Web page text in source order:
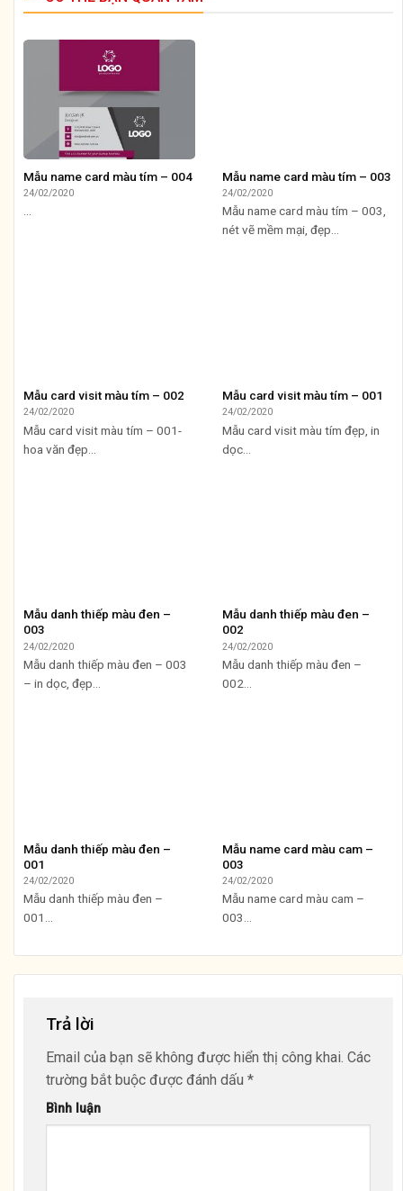
Mẫu name card màu tím – 004
24/02/2020
...
Mẫu name card màu tím – 003
24/02/2020
Mẫu name card màu tím – 003,
nét vẽ mềm mại, đẹp...
Mẫu card visit màu tím – 002
24/02/2020
Mẫu card visit màu tím – 001-
hoa văn đẹp...
Mẫu card visit màu tím – 001
24/02/2020
Mẫu card visit màu tím đẹp, in
dọc...
Mẫu danh thiếp màu đen –
003
24/02/2020
Mẫu danh thiếp màu đen – 003
– in dọc, đẹp...
Mẫu danh thiếp màu đen –
002
24/02/2020
Mẫu danh thiếp màu đen –
002...
Mẫu danh thiếp màu đen –
001
24/02/2020
Mẫu danh thiếp màu đen –
001...
Mẫu name card màu cam –
003
24/02/2020
Mẫu name card màu cam –
003...
Trả lời
Email của bạn sẽ không được hiển thị công khai. Các
trường bắt buộc được đánh dấu *
Bình luận